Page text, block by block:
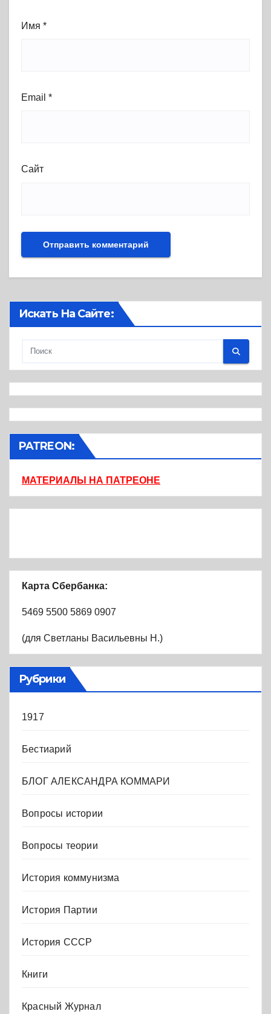
Имя *
Email *
Сайт
Искать На Сайте:
PATREON:
МАТЕРИАЛЫ НА ПАТРЕОНЕ
Карта Сбербанка:
5469 5500 5869 0907
(для Светланы Васильевны Н.)
Рубрики
1917
Бестиарий
БЛОГ АЛЕКСАНДРА КОММАРИ
Вопросы истории
Вопросы теории
История коммунизма
История Партии
История СССР
Книги
Красный Журнал